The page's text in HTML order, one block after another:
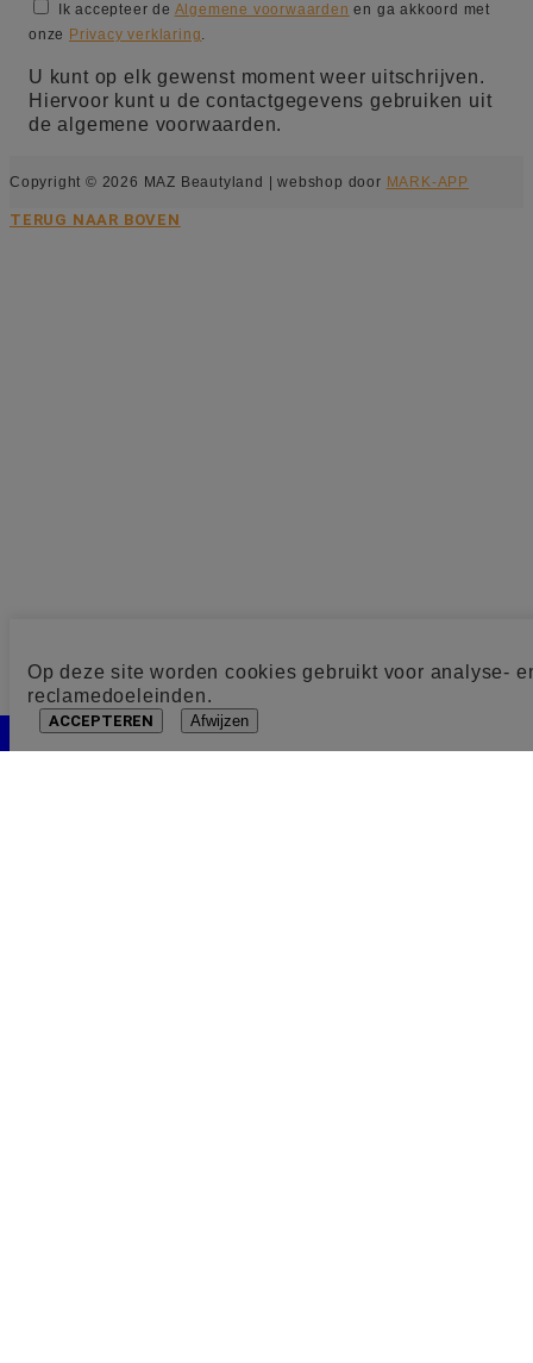
Op deze site worden cookies gebruikt voor analyse-
reclamedoeleinden.
ACCEPTEREN Afwijzen
Ik accepteer de Algemene voorwaarden en ga akkoord met
onze Privacy verklaring.
U kunt op elk gewenst moment weer uitschrijven.
Hiervoor kunt u de contactgegevens gebruiken uit
de algemene voorwaarden.
Copyright © 2026 MAZ Beautyland | webshop door MARK-APP
TERUG NAAR BOVEN
Cookie toestemming